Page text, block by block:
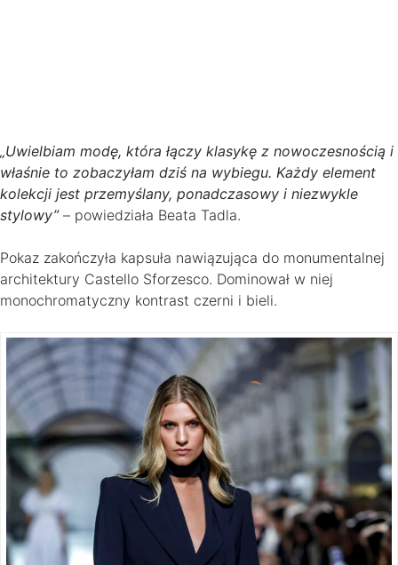
„Uwielbiam modę, która łączy klasykę z nowoczesnością i
właśnie to zobaczyłam dziś na wybiegu. Każdy element
kolekcji jest przemyślany, ponadczasowy i niezwykle
stylowy”– powiedziała Beata Tadla.
Pokaz zakończyła kapsuła nawiązująca do monumentalnej
architektury Castello Sforzesco. Dominował w niej
monochromatyczny kontrast czerni i bieli.